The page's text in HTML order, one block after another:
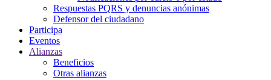
Respuestas PQRS y denuncias anónimas
Defensor del ciudadano
Participa
Eventos
Alianzas
Beneficios
Otras alianzas